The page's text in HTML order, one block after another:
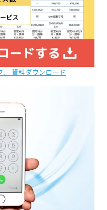
』 資料ダウンロード